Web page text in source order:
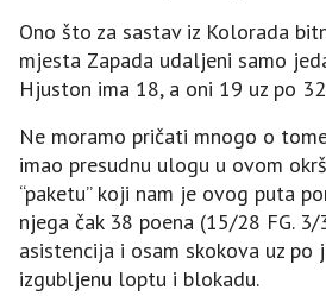
Ono što za sastav iz Kolorada
mjesta Zapada udaljeni samo
Hjuston ima 18, a oni 19 uz po
Ne moramo pričati mnogo o
imao presudnu ulogu u ovom
“paketu” koji nam je ovog puta
njega čak 38 poena (15/28 FG.
asistencija i osam skokova uz po
izgubljenu loptu i blokadu.